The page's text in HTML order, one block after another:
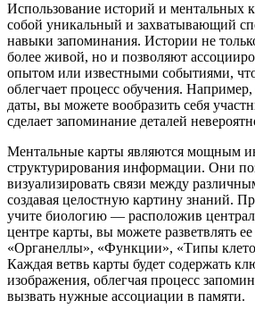
Использование историй и ментальных
собой уникальный и захватывающий
навыки запоминания. Истории не
более живой, но и позволяют
опытом или известными событиями,
облегчает процесс обучения.
даты, вы можете вообразить себя
сделает запоминание деталей
Ментальные карты являются мощным
структурирования информации. Они
визуализировать связи между
создавая целостную картину знаний.
учите биологию — расположив
центре карты, вы можете разветвлять
«Органеллы», «Функции», «Типы
Каждая ветвь карты будет содержать
изображения, облегчая процесс
вызвать нужные ассоциации в памяти.